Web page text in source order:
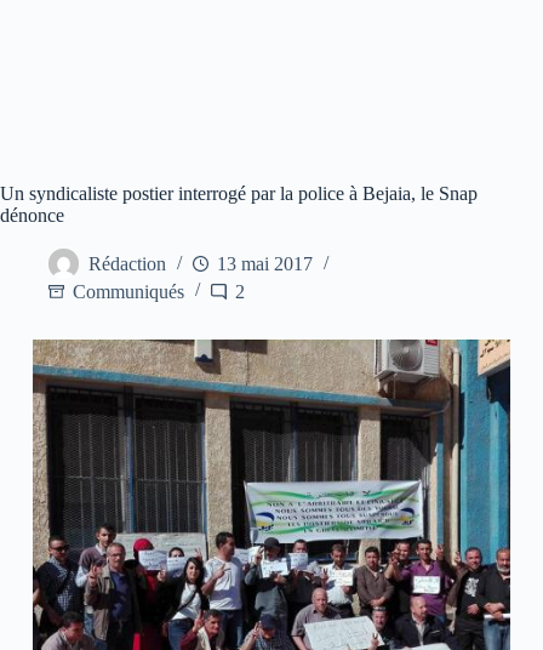
Un syndicaliste postier interrogé par la police à Bejaia, le Snap
dénonce
Rédaction
13 mai 2017
Communiqués
2